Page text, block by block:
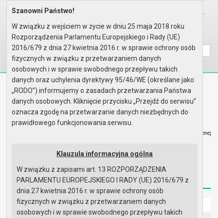
Home Informacje
Wybory Prezydenta Rzeczypospol..
Wyszukaj na stronie:
A AA
Biuletyn Informacji Publicznej
Urząd Miasta i Gminy w Gryfinie
Redakcja Instrukcja korzystania Dostępność
Strona główna
Szanowni Państwo!
W związku z wejściem w życie w dniu 25 maja 2018 roku
Rozporządzenia Parlamentu Europejskiego i Rady (UE)
2016/679 z dnia 27 kwietnia 2016 r. w sprawie ochrony osób
fizycznych w związku z przetwarzaniem danych
osobowych i w sprawie swobodnego przepływu takich
danych oraz uchylenia dyrektywy 95/46/WE (określane jako
„RODO”) informujemy o zasadach przetwarzania Państwa
danych osobowych. Kliknięcie przycisku „Przejdź do serwisu”
oznacza zgodę na przetwarzanie danych niezbędnych do
prawidłowego funkcjonowania serwisu.
Klauzula informacyjna ogólna
W związku z zapisami art. 13 ROZPORZĄDZENIA
PARLAMENTU EUROPEJSKIEGO I RADY (UE) 2016/679 z
dnia 27 kwietnia 2016 r. w sprawie ochrony osób
fizycznych w związku z przetwarzaniem danych
osobowych i w sprawie swobodnego przepływu takich